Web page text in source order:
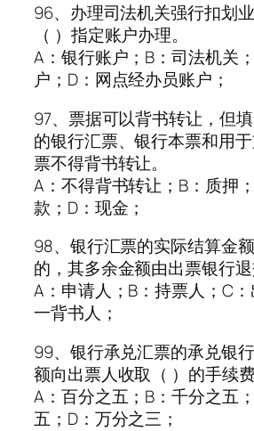
96、办理司法机关强行扣划
（ ）指定账户办理。
A：银行账户；B：司法机关
户；D：网点经办员账户；
97、票据可以背书转让，但填
的银行汇票、银行本票和用
票不得背书转让。
A：不得背书转让；B：质押
款；D：现金；
98、银行汇票的实际结算金
的，其多余金额由出票银行退
A：申请人；B：持票人；C
一背书人；
99、银行承兑汇票的承兑银
额向出票人收取（ ）的手续费
A：百分之五；B：千分之五
五；D：万分之三；